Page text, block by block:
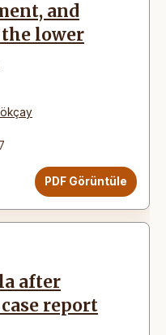
and
lower
PDF Görüntüle
after
report